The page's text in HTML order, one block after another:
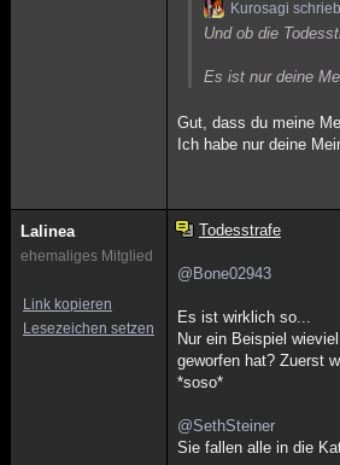
Kurosagi
Und ob die
Es ist nur deine
Gut, dass du meine
Ich habe nur deine
Lalinea
ehemaliges Mitglied
Link kopieren
Lesezeichen setzen
Todesstrafe
@Bone02943
Es ist wirklich so...
Nur ein Beispiel
geworfen hat? Zuerst
*soso*
@SethSteiner
Sie fallen alle in die